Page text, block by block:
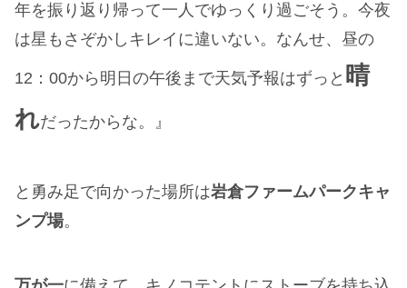
年を振り返り帰って一人でゆっくり過ごそう。今夜
は星もさぞかしキレイに違いない。なんせ、昼の
12：00から明日の午後まで天気予報はずっと 晴
れだったからな。』
と勇み足で向かった場所は岩倉ファームパークキャ
ンプ場。